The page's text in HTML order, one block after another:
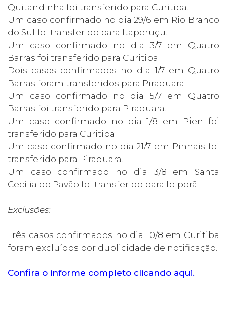
Quitandinha foi transferido para Curitiba.
Um caso confirmado no dia 29/6 em Rio Branco
do Sul foi transferido para Itaperuçu.
Um caso confirmado no dia 3/7 em Quatro
Barras foi transferido para Curitiba.
Dois casos confirmados no dia 1/7 em Quatro
Barras foram transferidos para Piraquara.
Um caso confirmado no dia 5/7 em Quatro
Barras foi transferido para Piraquara.
Um caso confirmado no dia 1/8 em Pien foi
transferido para Curitiba.
Um caso confirmado no dia 21/7 em Pinhais foi
transferido para Piraquara.
Um caso confirmado no dia 3/8 em Santa
Cecília do Pavão foi transferido para Ibiporã.
Exclusões:
Três casos confirmados no dia 10/8 em Curitiba
foram excluídos por duplicidade de notificação.
Confira o informe completo clicando aqui.